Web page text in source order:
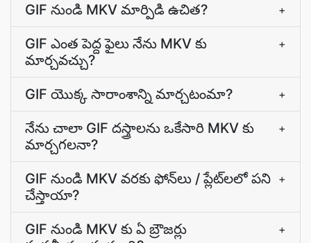
GIF నుండి MKV మార్పిడి ఉచిత? +
GIF ఎంత పెద్ద ఫైలు నేను MKV కు
మార్చవచ్చు?
+
GIF యొక్క సారాంశాన్ని మార్చటంమా? +
నేను చాలా GIF దస్త్రాలను ఒకేసారి MKV కు
మార్చగలనా?
+
GIF నుండి MKV వరకు ఫోన్‌లు / ప్లేట్‌లలో పని
చేస్తాయా?
+
GIF నుండి MKV కు ఏ బ్రౌజర్లు
+